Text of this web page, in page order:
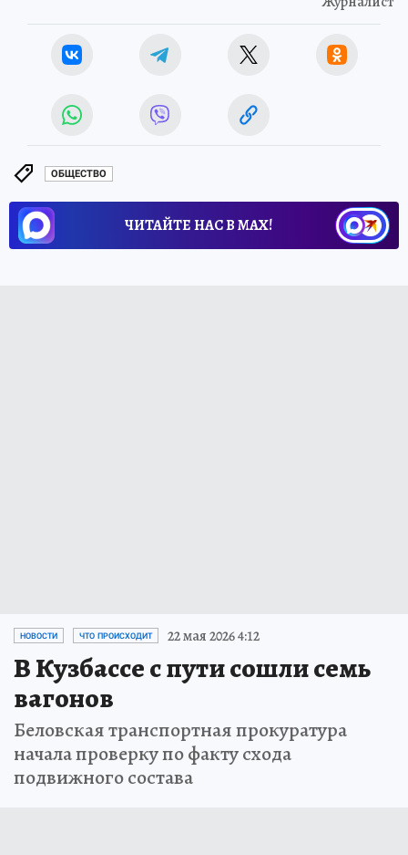
ОБЩЕСТВО
ЧИТАЙТЕ НАС В МАХ!
НОВОСТИ ЧТО ПРОИСХОДИТ 22 мая 2026 4:12
В Кузбассе с пути сошли семь
вагонов
Беловская транспортная прокуратура
начала проверку по факту схода
подвижного состава